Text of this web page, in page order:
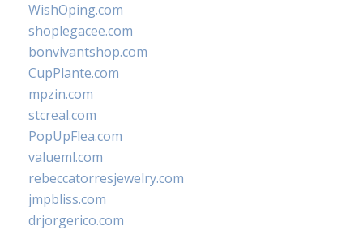
WishOping.com
shoplegacee.com
bonvivantshop.com
CupPlante.com
mpzin.com
stcreal.com
PopUpFlea.com
valueml.com
rebeccatorresjewelry.com
jmpbliss.com
drjorgerico.com